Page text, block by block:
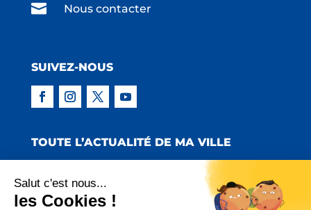
 Nous contacter
SUIVEZ-NOUS
TOUTE L’ACTUALITÉ DE MA VILLE
Salut c'est nous...
les Cookies !